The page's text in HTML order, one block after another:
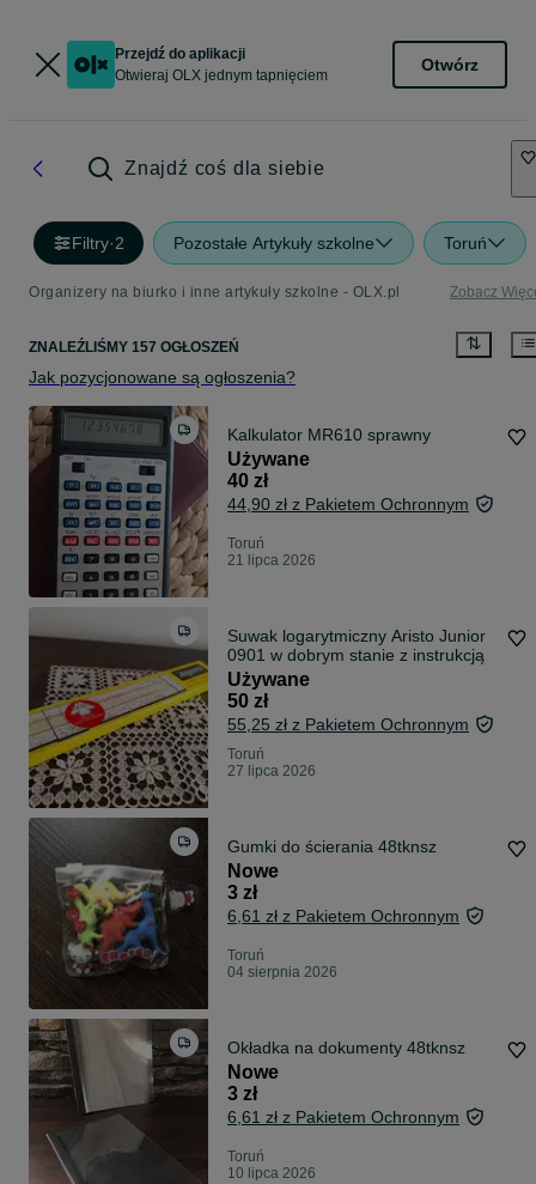
Przejdź do aplikacji
Otwieraj OLX jednym tapnięciem
Otwórz
Znajdź coś dla siebie
Filtry·2 Pozostałe Artykuły szkolne Toruń
Organizery na biurko i inne artykuły szkolne - OLX.pl Zobacz
ZNALEŹLIŚMY 157 OGŁOSZEŃ
Jak pozycjonowane są ogłoszenia?
Kalkulator MR610 sprawny
Używane
40 zł
44,90 zł z Pakietem Ochronnym
Toruń
21 lipca 2026
Suwak logarytmiczny Aristo Junior
0901 w dobrym stanie z instrukcją
Używane
50 zł
55,25 zł z Pakietem Ochronnym
Toruń
27 lipca 2026
Gumki do ścierania 48tknsz
Nowe
3 zł
6,61 zł z Pakietem Ochronnym
Toruń
04 sierpnia 2026
Okładka na dokumenty 48tknsz
Nowe
3 zł
6,61 zł z Pakietem Ochronnym
Toruń
10 lipca 2026